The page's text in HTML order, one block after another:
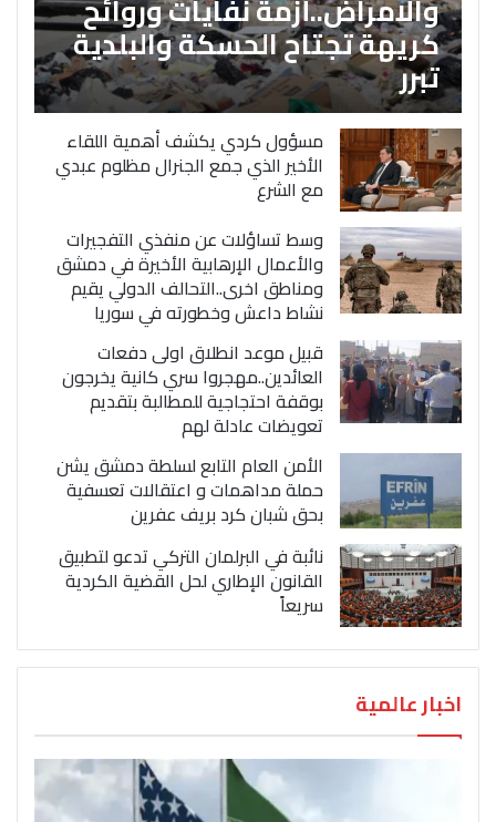
كريهة تجتاح الحسكة والبلدية
تبرر
مسؤول كردي يكشف أهمية اللقاء
الأخير الذي جمع الجنرال مظلوم عبدي
مع الشرع
وسط تساؤلات عن منفذي التفجيرات
والأعمال الإرهابية الأخيرة في دمشق
ومناطق اخرى..التحالف الدولي يقيم
نشاط داعش وخطورته في سوريا
قبيل موعد انطلاق اولى دفعات
العائدين..مهجروا سري كانية يخرجون
بوقفة احتجاجية للمطالبة بتقديم
تعويضات عادلة لهم
الأمن العام التابع لسلطة دمشق يشن
حملة مداهمات و اعتقالات تعسفية
بحق شبان كرد بريف عفرين
نائبة في البرلمان التركي تدعو لتطبيق
القانون الإطاري لحل القضية الكردية
سريعاً
اخبار عالمية